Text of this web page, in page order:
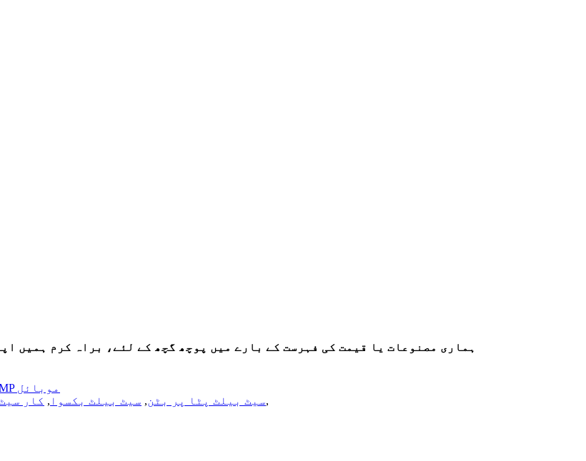
ہماری مصنوعات یا قیمت کی فہرست کے بارے میں پوچھ گچھ کے لئے، براہ کرم ہمیں اپنا ای میل چھوڑیں اور ہم 24
AMP موبائل
سیٹ بیلٹ پٹا پر بٹن, سیٹ بیلٹ بکسوا , کار ,